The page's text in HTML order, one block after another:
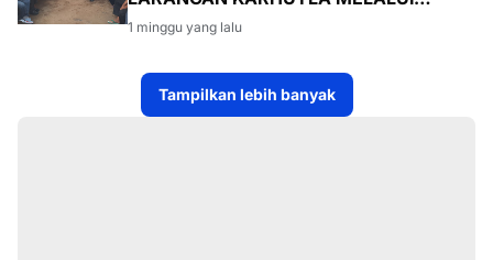
PROGRAM TSKD (TOURING SAMBANG
KE DESA-DESA
1 minggu yang lalu
Tampilkan lebih banyak